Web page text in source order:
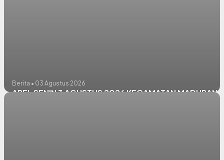
Berita • 03 Agustus 2026
APEL SENIN 3 AGUSTUS 2026 KECAMATAN MADURAN